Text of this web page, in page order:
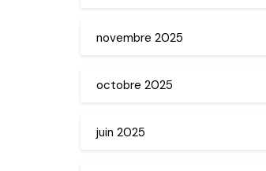
novembre 2025
octobre 2025
juin 2025